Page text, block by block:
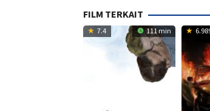
FILM TERKAIT
7.4 111 min